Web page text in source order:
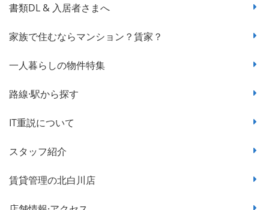
書類DL & 入居者さまへ
家族で住むならマンション？賃家？
一人暮らしの物件特集
路線·駅から探す
IT重説について
スタッフ紹介
賃貸管理の北白川店